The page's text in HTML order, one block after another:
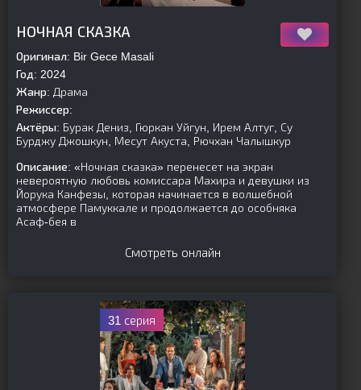
НОЧНАЯ СКАЗКА
Оригинал: Bir Gece Masali
Год: 2024
Жанр: Драма
Режиссер:
Актёры: Бурак Дениз, Гюркан Уйгун, Ирем Алтуг, Су
Бурджу Джошкун, Месут Акуста, Рючхан Чалышкур
Описание: «Ночная сказка» перенесет на экран
невероятную любовь комиссара Махира и девушки из
Йорука Канфезы, которая начинается в волшебной
атмосфере Памуккале и продолжается до особняка
Асаф-бея в
Смотреть онлайн
31 серия